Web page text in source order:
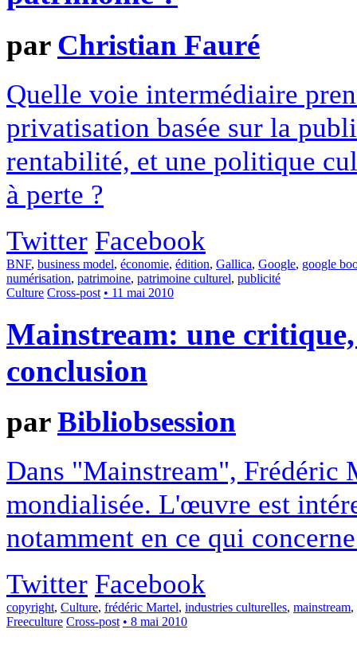
par Christian Fauré
Quelle voie intermédiaire
privatisation basée sur la
rentabilité, et une politique
à perte ?
Twitter Facebook
BNF, business model, économie, édition, Gallica, Google, google
numérisation, patrimoine, patrimoine culturel, publicité
Culture Cross-post • 11 mai 2010
Mainstream: une
conclusion
parBibliobsession
Dans "Mainstream", Frédéric
mondialisée. L'œuvre est
notamment en ce qui
Twitter Facebook
copyright, Culture, frédéric Martel, industries culturelles, mainstream,
Freeculture Cross-post • 8 mai 2010